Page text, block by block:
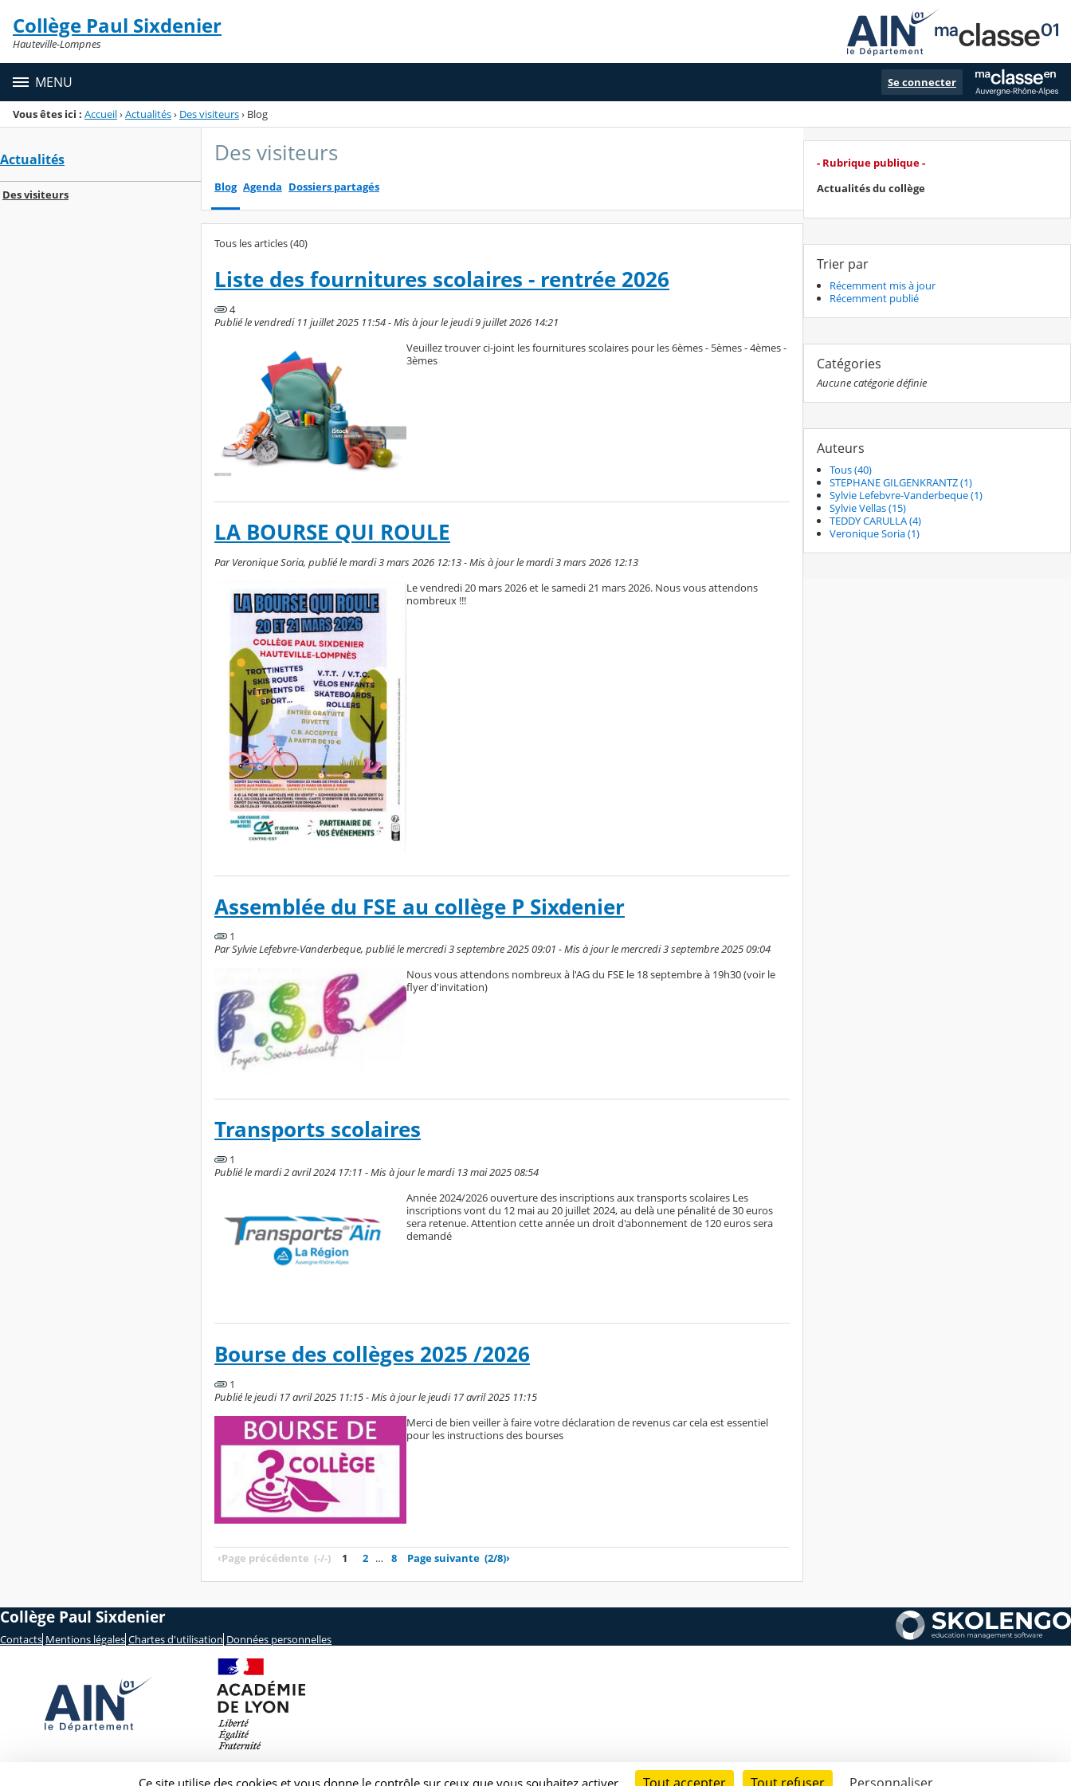
Menu de la rubrique
Contenu
Collège Paul Sixdenier
Hauteville-Lompnes
MENU Se connecter
Vous êtes ici : Accueil›Actualités› Des visiteurs› Blog
Actualités
Des visiteurs
Des visiteurs
Blog Agenda Dossiers partagés
Tous les articles (40)
Liste des fournitures scolaires - rentrée 2026
4
Publié le vendredi 11 juillet 2025 11:54 - Mis à jour le jeudi 9 juillet 2026 14:21
Veuillez trouver ci-joint les fournitures scolaires pour les 6èmes - 5èmes - 4èmes -
3èmes
LA BOURSE QUI ROULE
Par Veronique Soria, publié le mardi 3 mars 2026 12:13 - Mis à jour le mardi 3 mars 2026 12:13
Le vendredi 20 mars 2026 et le samedi 21 mars 2026. Nous vous attendons
nombreux !!!
Assemblée du FSE au collège P Sixdenier
1
Par Sylvie Lefebvre-Vanderbeque, publié le mercredi 3 septembre 2025 09:01 - Mis à jour le mercredi 3 septembre 2025 09:04
Nous vous attendons nombreux à l'AG du FSE le 18 septembre à 19h30 (voir le
flyer d'invitation)
Transports scolaires
1
Publié le mardi 2 avril 2024 17:11 - Mis à jour le mardi 13 mai 2025 08:54
Année 2024/2026 ouverture des inscriptions aux transports scolaires Les
inscriptions vont du 12 mai au 20 juillet 2024, au delà une pénalité de 30 euros
sera retenue. Attention cette année un droit d'abonnement de 120 euros sera
demandé
Bourse des collèges 2025 /2026
1
Publié le jeudi 17 avril 2025 11:15 - Mis à jour le jeudi 17 avril 2025 11:15
Merci de bien veiller à faire votre déclaration de revenus car cela est essentiel
pour les instructions des bourses
‹Page précédente (-/-) 1 2 … 8 Page suivante (2/8)›
- Rubrique publique -
Actualités du collège
Trier par
Récemment mis à jour
Récemment publié
Catégories
Aucune catégorie définie
Auteurs
Tous (40)
STEPHANE GILGENKRANTZ (1)
Sylvie Lefebvre-Vanderbeque (1)
Sylvie Vellas (15)
TEDDY CARULLA (4)
Veronique Soria (1)
Collège Paul Sixdenier
Contacts Mentions légales Chartes d'utilisation Données personnelles
Ce site utilise des cookies et vous donne le contrôle sur ceux que vous souhaitez activer